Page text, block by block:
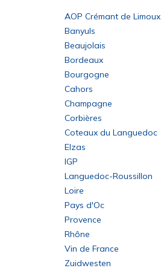
mourvèdre
clairette, grenache blanc,
rousanne, bourboulenc
gamay
gamay noir à jus blanc
gewürztraminer
grenache
grenache blanc
grenache blanc, grenache
grenache blanc, roussanne,
viognier
grenache noir
grenache noir, carignan
grenache noir, grenache
blanc, roussanne, syrah
grenache noir, mourvèdre,
carignan
grenache noir, syrah,
mourvèdre, cinsault
grenache, cabernet
sauvignon, syrah
grenache, cinsault
grenache, cinsault,
cabernet sauvignon, merlot,
syrah
grenache, cinsault,
cabernet sauvignon, syrah
grenache, mourvèdre
AOP Crémant de Limoux
Banyuls
Beaujolais
Bordeaux
Bourgogne
Cahors
Champagne
Corbières
Coteaux du Languedoc
Elzas
IGP
Languedoc-Roussillon
Loire
Pays d'Oc
Provence
Rhône
Vin de France
Zuidwesten